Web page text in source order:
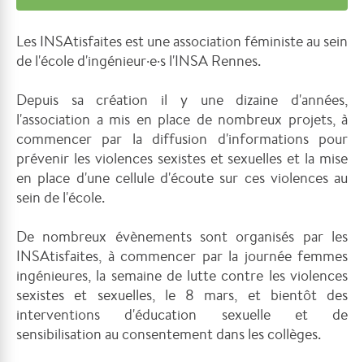
Les INSAtisfaites est une association féministe au sein
de l'école d'ingénieur·e·s l'INSA Rennes.
Depuis sa création il y une dizaine d'années,
l'association a mis en place de nombreux projets, à
commencer par la diffusion d'informations pour
prévenir les violences sexistes et sexuelles et la mise
en place d'une cellule d'écoute sur ces violences au
sein de l'école.
De nombreux évènements sont organisés par les
INSAtisfaites, à commencer par la journée femmes
ingénieures, la semaine de lutte contre les violences
sexistes et sexuelles, le 8 mars, et bientôt des
interventions d'éducation sexuelle et de
sensibilisation au consentement dans les collèges.